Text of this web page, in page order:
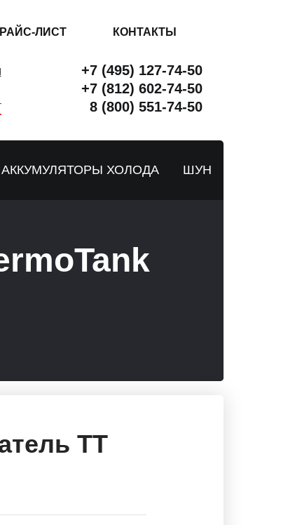
ЛИСТ КОНТАКТЫ
+7 (495) 127-74-50
+7 (812) 602-74-50
8 (800) 551-74-50
АККУМУЛЯТОРЫ ХОЛОДА ШУН
ТТ